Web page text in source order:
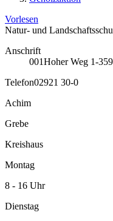
Vorlesen
Natur- und
Anschrift
001Hoher Weg 1-3
Telefon02921 30-0
Achim
Grebe
Kreishaus
Montag
8 - 16 Uhr
Dienstag